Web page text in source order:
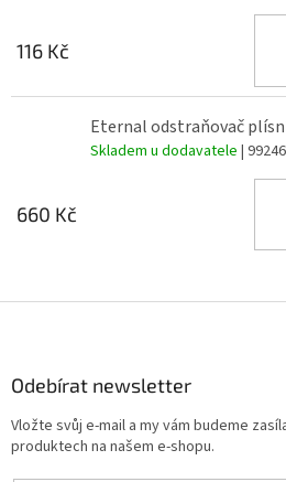
116 Kč
Eternal odstraňovač
Skladem u dodavatele |
660 Kč
Odebírat newsletter
Vložte svůj e-mail a my vám budeme
produktech na našem e-shopu.